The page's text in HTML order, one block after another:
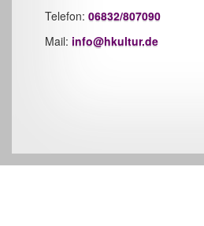
Telefon: 06832/807090
Mail: info@hkultur.de